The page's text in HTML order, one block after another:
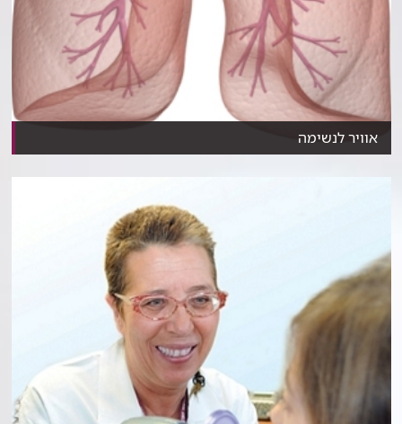
אוויר לנשימה
מבלי להרגיש כמעט, עוברים בגופנו כשבעה ליטרים אוויר...